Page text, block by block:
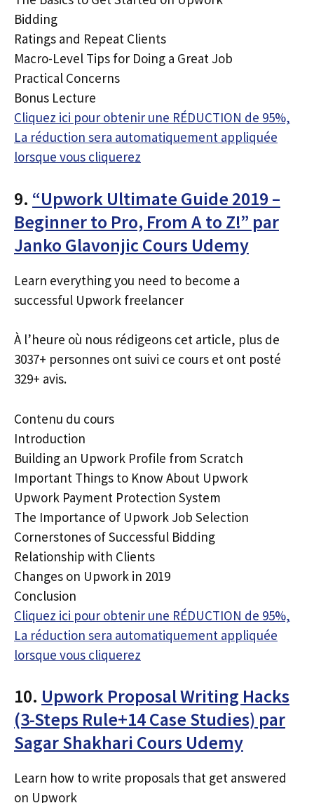
Bidding
Ratings and Repeat Clients
Macro-Level Tips for Doing a Great Job
Practical Concerns
Bonus Lecture
Cliquez ici pour obtenir une RÉDUCTION de 95%,
La réduction sera automatiquement appliquée
lorsque vous cliquerez
9. “Upwork Ultimate Guide 2019 –
Beginner to Pro, From A to Z!” par
Janko Glavonjic Cours Udemy
Learn everything you need to become a
successful Upwork freelancer
À l’heure où nous rédigeons cet article, plus de
3037+ personnes ont suivi ce cours et ont posté
329+ avis.
Contenu du cours
Introduction
Building an Upwork Profile from Scratch
Important Things to Know About Upwork
Upwork Payment Protection System
The Importance of Upwork Job Selection
Cornerstones of Successful Bidding
Relationship with Clients
Changes on Upwork in 2019
Conclusion
Cliquez ici pour obtenir une RÉDUCTION de 95%,
La réduction sera automatiquement appliquée
lorsque vous cliquerez
10. Upwork Proposal Writing Hacks
(3-Steps Rule+14 Case Studies) par
Sagar Shakhari Cours Udemy
Learn how to write proposals that get answered
on Upwork